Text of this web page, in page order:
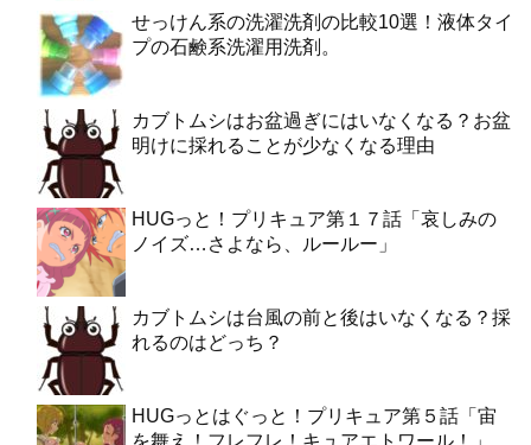
せっけん系の洗濯洗剤の比較10選！液体タイ
プの石鹸系洗濯用洗剤。
カブトムシはお盆過ぎにはいなくなる？お盆
明けに採れることが少なくなる理由
HUGっと！プリキュア第１７話「哀しみの
ノイズ…さよなら、ルールー」
カブトムシは台風の前と後はいなくなる？採
れるのはどっち？
HUGっとはぐっと！プリキュア第５話「宙